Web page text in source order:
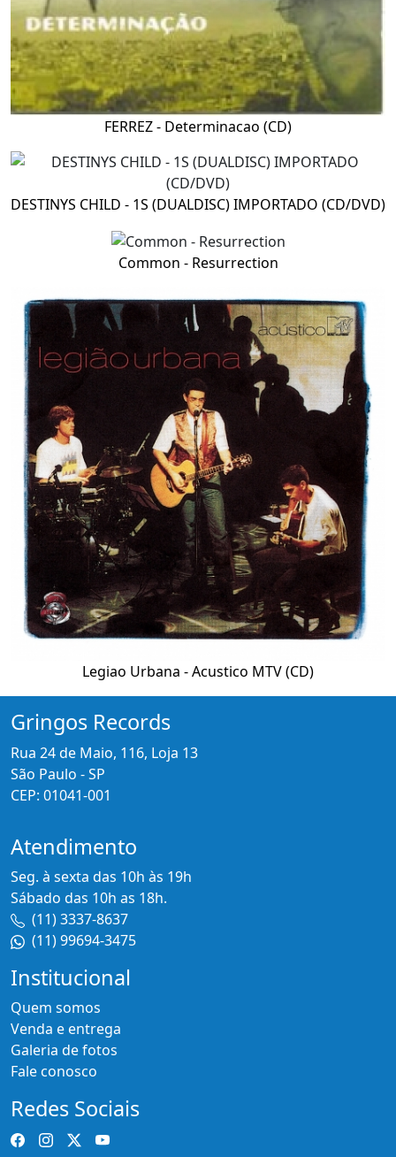
FERREZ - Determinacao (CD)
DESTINYS CHILD - 1S (DUALDISC) IMPORTADO (CD/DVD)
Common - Resurrection
Legiao Urbana - Acustico MTV (CD)
Gringos Records
Rua 24 de Maio, 116, Loja 13
São Paulo - SP
CEP: 01041-001
Atendimento
Seg. à sexta das 10h às 19h
Sábado das 10h as 18h.
(11) 3337-8637
(11) 99694-3475
Institucional
Quem somos
Venda e entrega
Galeria de fotos
Fale conosco
Redes Sociais